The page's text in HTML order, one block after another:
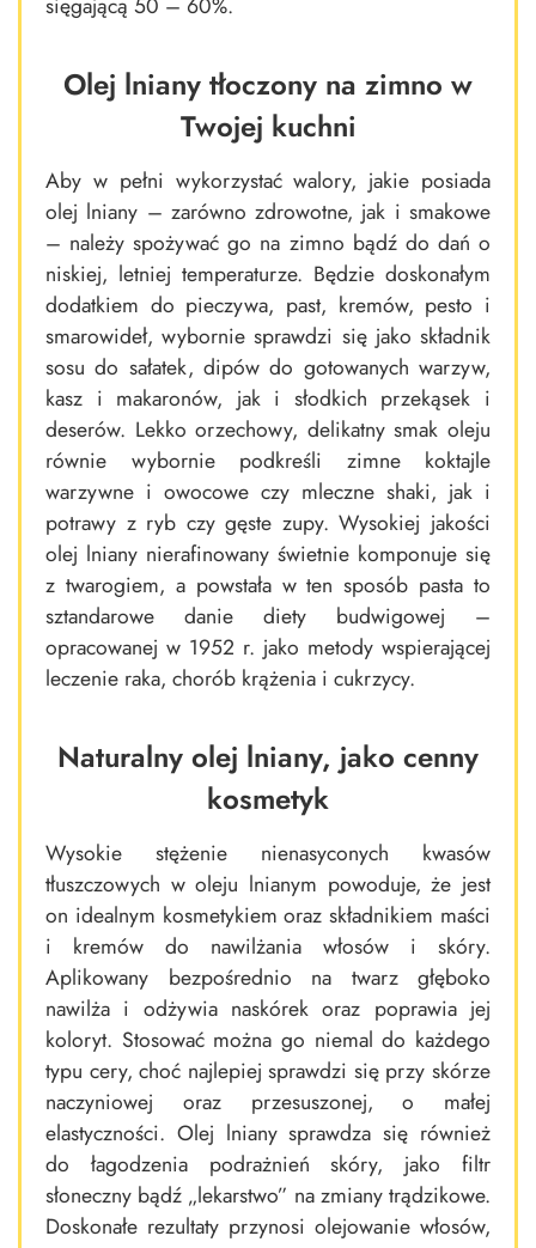
Olej lniany tłoczony na zimno w
Twojej kuchni
Aby w pełni wykorzystać walory, jakie posiada
olej lniany – zarówno zdrowotne, jak i smakowe
– należy spożywać go na zimno bądź do dań o
niskiej, letniej temperaturze. Będzie doskonałym
dodatkiem do pieczywa, past, kremów, pesto i
smarowideł, wybornie sprawdzi się jako składnik
sosu do sałatek, dipów do gotowanych warzyw,
kasz i makaronów, jak i słodkich przekąsek i
deserów. Lekko orzechowy, delikatny smak oleju
równie wybornie podkreśli zimne koktajle
warzywne i owocowe czy mleczne shaki, jak i
potrawy z ryb czy gęste zupy. Wysokiej jakości
olej lniany nierafinowany świetnie komponuje się
z twarogiem, a powstała w ten sposób pasta to
sztandarowe danie diety budwigowej –
opracowanej w 1952 r. jako metody wspierającej
leczenie raka, chorób krążenia i cukrzycy.
Naturalny olej lniany, jako cenny
kosmetyk
Wysokie stężenie nienasyconych kwasów
tłuszczowych w oleju lnianym powoduje, że jest
on idealnym kosmetykiem oraz składnikiem maści
i kremów do nawilżania włosów i skóry.
Aplikowany bezpośrednio na twarz głęboko
nawilża i odżywia naskórek oraz poprawia jej
koloryt. Stosować można go niemal do każdego
typu cery, choć najlepiej sprawdzi się przy skórze
naczyniowej oraz przesuszonej, o małej
elastyczności. Olej lniany sprawdza się również
do łagodzenia podrażnień skóry, jako filtr
słoneczny bądź „lekarstwo” na zmiany trądzikowe.
Doskonałe rezultaty przynosi olejowanie włosów,